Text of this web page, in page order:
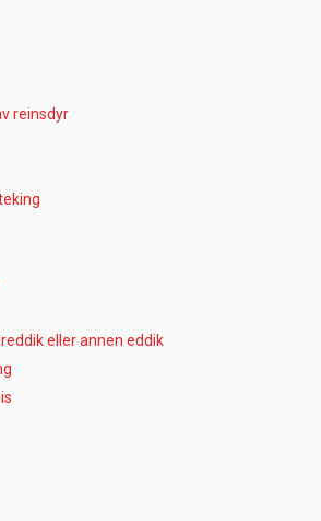
reinsdyr
eller annen eddik